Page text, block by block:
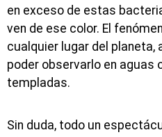
en exceso de estas
ven de ese color. El
cualquier lugar del planeta,
poder observarlo en aguas
templadas.
Sin duda, todo un